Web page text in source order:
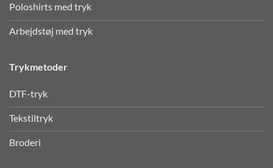
Poloshirts med tryk
Arbejdstøj med tryk
Trykmetoder
DTF-tryk
Tekstiltryk
Broderi